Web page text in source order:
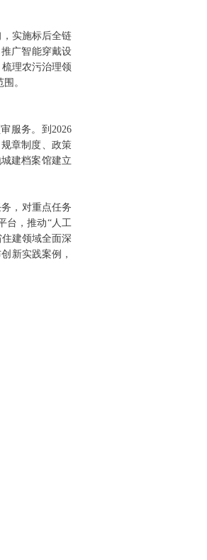
实施标后全链
广智能穿戴设
理农污治理领
。
服务。到2026
章制度、政策
建档案馆建立
，对重点任务
台，推动“人工
建领域全面深
新实践案例，